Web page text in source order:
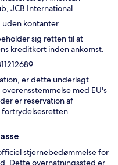
JCB International
kontanter.
sig retten til at
kreditkort inden ankomst.
er dette underlagt
med EU's
er reservation af
stjernebedømmelse for
Dette overnatningssted er